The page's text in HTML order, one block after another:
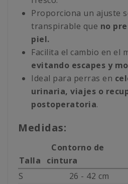
Proporciona un ajuste
transpirable que no
piel.
Facilita el cambio en el
evitando escapes y
Ideal para perras en
urinaria, viajes o
postoperatoria.
Medidas:
Talla
Contorno de
cintura
S
26 - 42 cm